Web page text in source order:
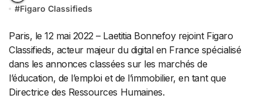
#Figaro Classifieds
Paris, le 12 mai 2022 – Laetitia Bonnefoy rejoint Figaro
Classifieds, acteur majeur du digital en France spécialisé
dans les annonces classées sur les marchés de
l’éducation, de l’emploi et de l’immobilier, en tant que
Directrice des Ressources Humaines.